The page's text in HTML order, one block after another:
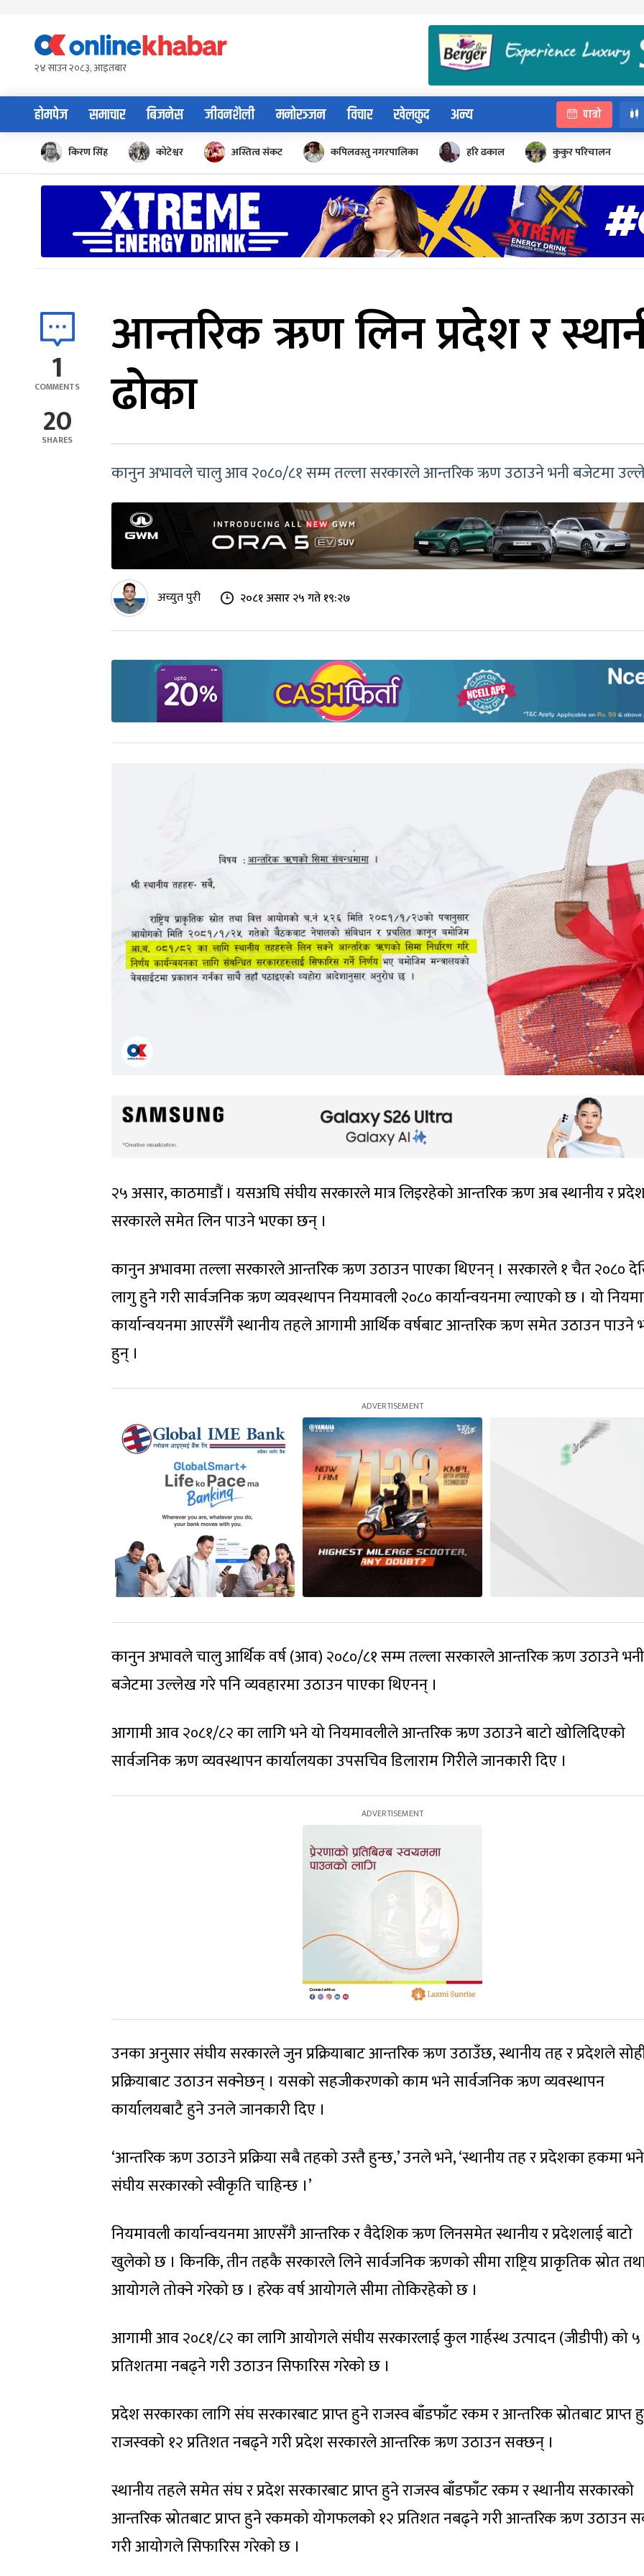
content२४ साउन २०८३, आइतबार
होमपेज समाचार बिजनेस जीवनशैली मनोरञ्जन विचार खेलकुद अन्य पात्रो
किरण सिंह कोटेश्वर अस्तित्व संकट कपिलवस्तु नगरपालिका हरि ढकाल कुकुर परिचालन
1
COMMENTS
20
SHARES
आन्तरिक ऋण लिन प्रदेश र
ढोका
कानुन अभावले चालु आव २०८०/८१ सम्म तल्ला सरकारले आन्तरिक ऋण उठाउने भनी बजेटमा
अच्युत पुरी २०८१ असार २५ गते १९:२७
२५ असार, काठमाडौं । यसअघि संघीय सरकारले मात्र लिइरहेको आन्तरिक ऋण अब स्थानीय र
सरकारले समेत लिन पाउने भएका छन् ।
कानुन अभावमा तल्ला सरकारले आन्तरिक ऋण उठाउन पाएका थिएनन् । सरकारले १ चैत २०८०
लागु हुने गरी सार्वजनिक ऋण व्यवस्थापन नियमावली २०८० कार्यान्वयनमा ल्याएको छ । यो
कार्यान्वयनमा आएसँगै स्थानीय तहले आगामी आर्थिक वर्षबाट आन्तरिक ऋण समेत उठाउन पाउने
हुन् ।
कानुन अभावले चालु आर्थिक वर्ष (आव) २०८०/८१ सम्म तल्ला सरकारले आन्तरिक ऋण उठाउने भनी
बजेटमा उल्लेख गरे पनि व्यवहारमा उठाउन पाएका थिएनन् ।
आगामी आव २०८१/८२ का लागि भने यो नियमावलीले आन्तरिक ऋण उठाउने बाटो खोलिदिएको
सार्वजनिक ऋण व्यवस्थापन कार्यालयका उपसचिव डिलाराम गिरीले जानकारी दिए ।
उनका अनुसार संघीय सरकारले जुन प्रक्रियाबाट आन्तरिक ऋण उठाउँछ, स्थानीय तह र प्रदेशले
प्रक्रियाबाट उठाउन सक्नेछन् । यसको सहजीकरणको काम भने सार्वजनिक ऋण व्यवस्थापन
कार्यालयबाटै हुने उनले जानकारी दिए ।
‘आन्तरिक ऋण उठाउने प्रक्रिया सबै तहको उस्तै हुन्छ,’ उनले भने, ‘स्थानीय तह र प्रदेशका हकमा भने
संघीय सरकारको स्वीकृति चाहिन्छ ।’
नियमावली कार्यान्वयनमा आएसँगै आन्तरिक र वैदेशिक ऋण लिनसमेत स्थानीय र प्रदेशलाई बाटो
खुलेको छ । किनकि, तीन तहकै सरकारले लिने सार्वजनिक ऋणको सीमा राष्ट्रिय प्राकृतिक स्रोत
आयोगले तोक्ने गरेको छ । हरेक वर्ष आयोगले सीमा तोकिरहेको छ ।
आगामी आव २०८१/८२ का लागि आयोगले संघीय सरकारलाई कुल गार्हस्थ उत्पादन (जीडीपी) को ५
प्रतिशतमा नबढ्ने गरी उठाउन सिफारिस गरेको छ ।
प्रदेश सरकारका लागि संघ सरकारबाट प्राप्त हुने राजस्व बाँडफाँट रकम र आन्तरिक स्रोतबाट प्राप्त
राजस्वको १२ प्रतिशत नबढ्ने गरी प्रदेश सरकारले आन्तरिक ऋण उठाउन सक्छन् ।
स्थानीय तहले समेत संघ र प्रदेश सरकारबाट प्राप्त हुने राजस्व बाँडफाँट रकम र स्थानीय सरकारको
आन्तरिक स्रोतबाट प्राप्त हुने रकमको योगफलको १२ प्रतिशत नबढ्ने गरी आन्तरिक ऋण उठाउन
गरी आयोगले सिफारिस गरेको छ ।